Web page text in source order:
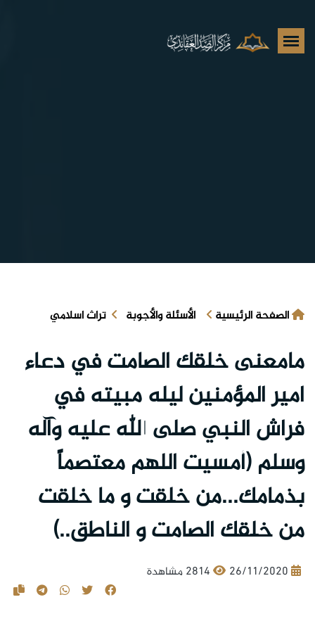
الصفحة الرئيسية الأسئلة والأجوبة تراث اسلامي
مامعنى خلقك الصامت في دعاء
امير المؤمنين ليله مبيته في
فراش النبي صلى الله عليه وآله
وسلم (أمسيت اللهم معتصماً
بذمامك...من خلقت و ما خلقت
من خلقك الصامت و الناطق..)
26/11/2020 2814 مشاهدة